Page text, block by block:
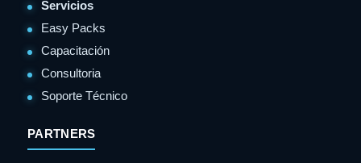
Servicios
Easy Packs
Capacitación
Consultoria
Soporte Técnico
PARTNERS